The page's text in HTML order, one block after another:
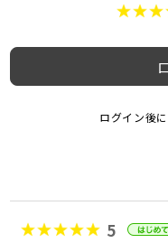
ログイン後
5